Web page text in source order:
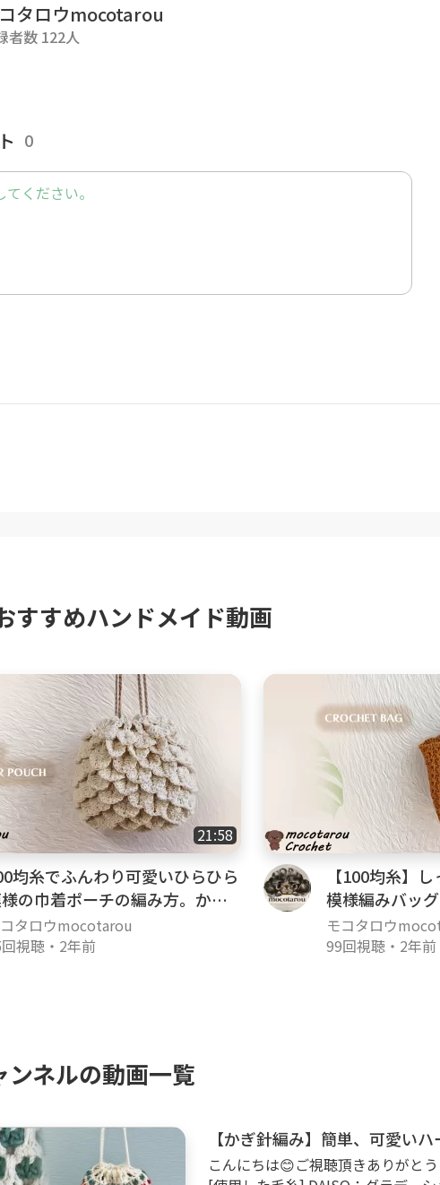
糸]
タロウmocotarou
者数 122人
0
ください。
すすめハンドメイド動画
21:58
均糸でふんわり可愛いひらひら
の巾着ポーチの編み方。かぎ
み
タロウmocotarou
視聴 ・ 2年前
【100均糸】
模様編みバッ
編み
モコタロウ
99回視聴 ・ 2年前
ンネルの動画一覧
【かぎ針編み】簡単、可愛い
こんにちは😊ご視聴頂きありがとうございま